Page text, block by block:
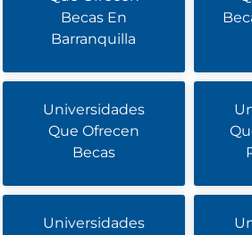
Becas En
Barranquilla
Universidades
Que Ofrecen
Becas
Universidades